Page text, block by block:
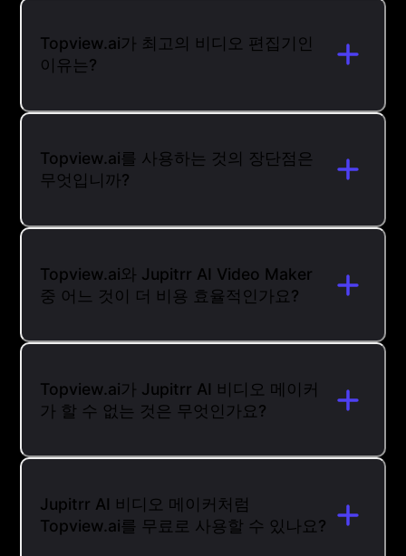
Topview.ai가 최고의 비디오 편집기인
이유는?
Topview.ai를 사용하는 것의 장단점은
무엇입니까?
Topview.ai와 Jupitrr AI Video Maker
중 어느 것이 더 비용 효율적인가요?
Topview.ai가 Jupitrr AI 비디오 메이커
가 할 수 없는 것은 무엇인가요?
Jupitrr AI 비디오 메이커처럼
Topview.ai를 무료로 사용할 수 있나요?